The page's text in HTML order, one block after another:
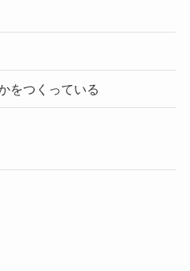
をつくっている